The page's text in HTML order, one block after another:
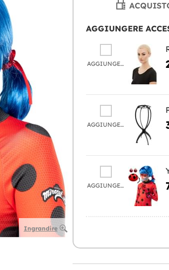
Ingrandire
AGGIUNGERE
AGGIUNGERE
AGGIUNGERE
AGGIUNGERE